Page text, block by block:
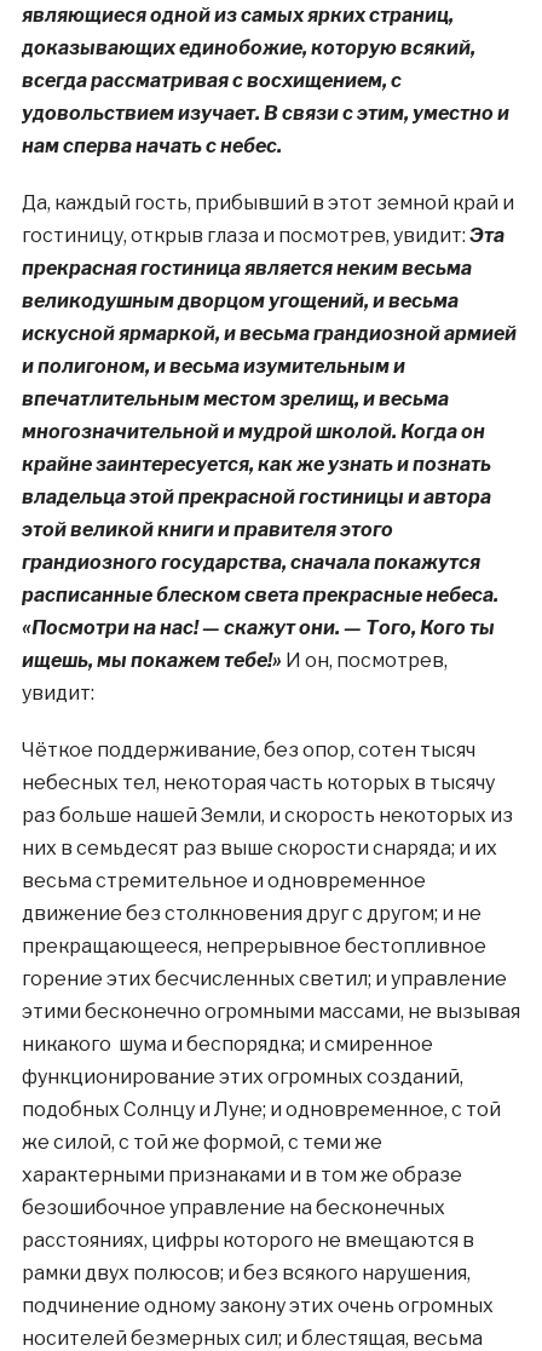
являющиеся одной из самых ярких страниц,
доказывающих единобожие, которую всякий,
всегда рассматривая с восхищением, с
удовольствием изучает. В связи с этим, уместно и
нам сперва начать с небес.
Да, каждый гость, прибывший в этот земной край и
гостиницу, открыв глаза и посмотрев, увидит: Эта
прекрасная гостиница является неким весьма
великодушным дворцом угощений, и весьма
искусной ярмаркой, и весьма грандиозной армией
и полигоном, и весьма изумительным и
впечатлительным местом зрелищ, и весьма
многозначительной и мудрой школой. Когда он
крайне заинтересуется, как же узнать и познать
владельца этой прекрасной гостиницы и автора
этой великой книги и правителя этого
грандиозного государства, сначала покажутся
расписанные блеском света прекрасные небеса.
«Посмотри на нас! — скажут они. — Того, Кого ты
ищешь, мы покажем тебе!» И он, посмотрев,
увидит:
Чёткое поддерживание, без опор, сотен тысяч
небесных тел, некоторая часть которых в тысячу
раз больше нашей Земли, и скорость некоторых из
них в семьдесят раз выше скорости снаряда; и их
весьма стремительное и одновременное
движение без столкновения друг с другом; и не
прекращающееся, непрерывное бестопливное
горение этих бесчисленных светил; и управление
этими бесконечно огромными массами, не вызывая
никакого шума и беспорядка; и смиренное
функционирование этих огромных созданий,
подобных Солнцу и Луне; и одновременное, с той
же силой, с той же формой, с теми же
характерными признаками и в том же образе
безошибочное управление на бесконечных
расстояниях, цифры которого не вмещаются в
рамки двух полюсов; и без всякого нарушения,
подчинение одному закону этих очень огромных
носителей безмерных сил; и блестящая, весьма